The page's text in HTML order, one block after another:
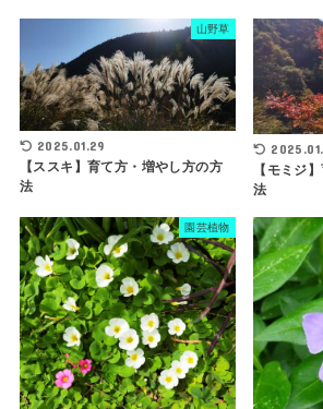
山野草
2025.01.29
【ススキ】育て方・増やし方の方
法
【モミジ
法
園芸植物